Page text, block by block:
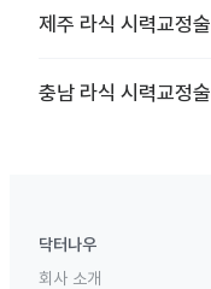
제주 라식 시력교정술
충남 라식 시력교정술
닥터나우
회사 소개